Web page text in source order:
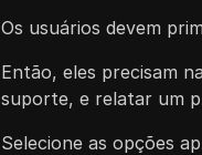
Os usuários devem
Então, eles precisam
suporte, e relatar um
Selecione as opções